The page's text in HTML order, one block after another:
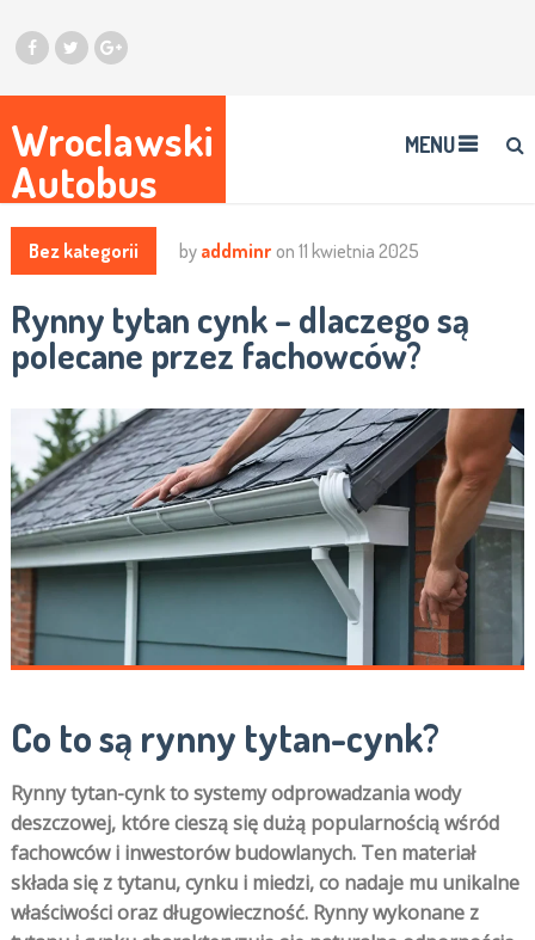
Wroclawski
Autobus
MENU
Bez kategorii by addminr on 11 kwietnia 2025
Rynny tytan cynk – dlaczego są
polecane przez fachowców?
Co to są rynny tytan-cynk?
Rynny tytan-cynk to systemy odprowadzania wody
deszczowej, które cieszą się dużą popularnością wśród
fachowców i inwestorów budowlanych. Ten materiał
składa się z tytanu, cynku i miedzi, co nadaje mu unikalne
właściwości oraz długowieczność. Rynny wykonane z